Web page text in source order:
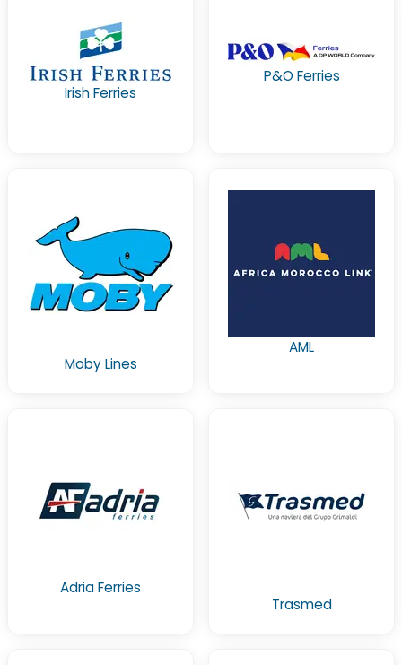
Irish Ferries
P&O Ferries
Moby Lines
AML
Adria Ferries
Trasmed